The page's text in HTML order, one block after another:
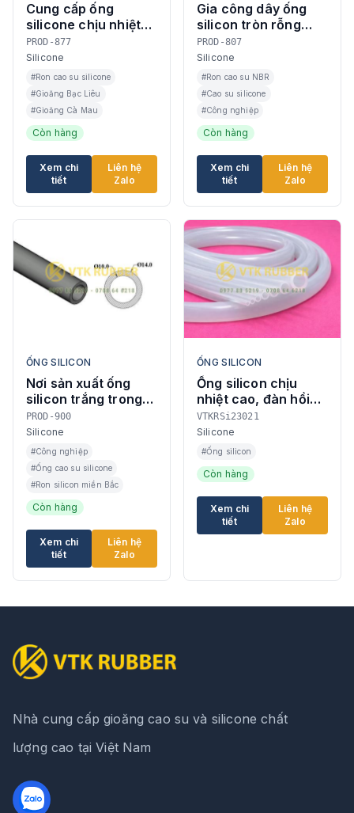
Cung cấp ống
silicone chịu nhiệt
phi 14 × 18 ở Cần
Thơ
PROD-877
Silicone
#Ron cao su silicone
#Gioăng Bạc Liêu
#Gioăng Cà Mau
Còn hàng
Xem chi
tiết
Liên hệ
Zalo
Gia công dây ống
silicon tròn rỗng
chịu nhiệt ở Gia Lai
PROD-807
Silicone
#Ron cao su NBR
#Cao su silicone
#Công nghiệp
Còn hàng
Xem chi
tiết
Liên hệ
Zalo
ỐNG SILICON
Nơi sản xuất ống
silicon trắng trong
chịu nhiệt ở Vĩnh
Phúc
PROD-900
Silicone
#Công nghiệp
#Ống cao su silicone
#Ron silicon miền Bắc
Còn hàng
Xem chi
tiết
Liên hệ
Zalo
ỐNG SILICON
Ống silicon chịu
nhiệt cao, đàn hồi
tốt, dùng cho thiết bị
kỹ thuật
VTKRSi23021
Silicone
#Ống silicon
Còn hàng
Xem chi
tiết
Liên hệ
Zalo
Nhà cung cấp gioăng cao su và silicone chất
lượng cao tại Việt Nam